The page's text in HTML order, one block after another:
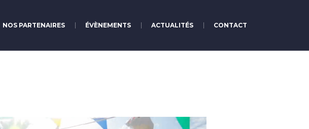
NOS PARTENAIRES ÉVÈNEMENTS ACTUALITÉS CONTACT